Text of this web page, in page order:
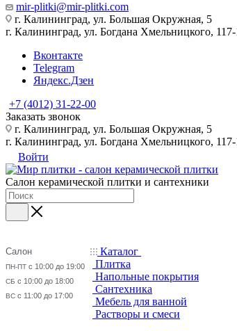
mir-plitki@mir-plitki.com
г. Калининград, ул. Большая Окружная, 5
г. Калининград, ул. Богдана Хмельницкого, 117-
Вконтакте
Telegram
Яндекс.Дзен
+7 (4012) 31-22-00
Заказать звонок
г. Калининград, ул. Большая Окружная, 5
г. Калининград, ул. Богдана Хмельницкого, 117-
Войти
Салон керамической плитки и сантехники
Салон
ПН-ПТ с 10:00 до 19:00
СБ с 10:00 до 18:00
ВС с 11:00 до 17:00
Каталог
Плитка
Напольные покрытия
Сантехника
Мебель для ванной
Растворы и смеси